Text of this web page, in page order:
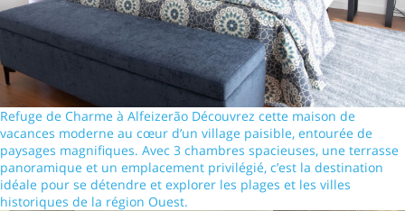
Refuge de Charme à Alfeizerão Découvrez cette maison de
vacances moderne au cœur d’un village paisible, entourée de
paysages magnifiques. Avec 3 chambres spacieuses, une terrasse
panoramique et un emplacement privilégié, c’est la destination
idéale pour se détendre et explorer les plages et les villes
historiques de la région Ouest.